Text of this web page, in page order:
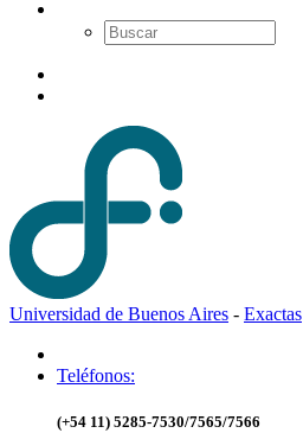
Universidad de Buenos Aires - Exactas
Teléfonos:
(+54 11) 5285-7530/7565/7566